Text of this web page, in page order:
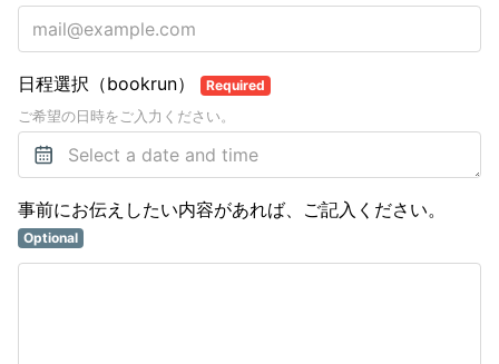
日程選択（bookrun） Required
ご希望の日時をご入力ください。
事前にお伝えしたい内容があれば、ご記入ください。
Optional